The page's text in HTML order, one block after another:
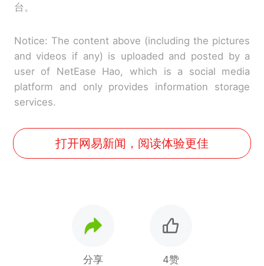
台。
Notice: The content above (including the pictures
and videos if any) is uploaded and posted by a
user of NetEase Hao, which is a social media
platform and only provides information storage
services.
打开网易新闻，阅读体验更佳
分享 4赞